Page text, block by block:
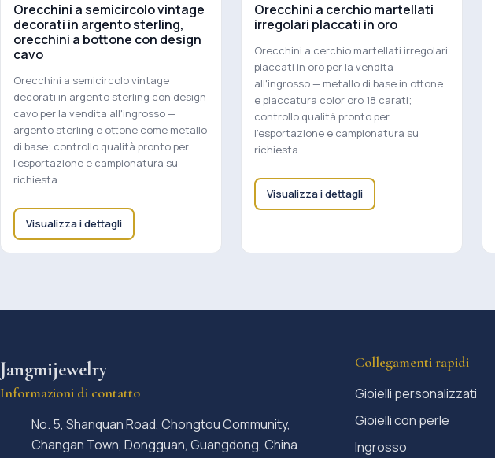
Orecchini a semicircolo vintage
decorati in argento sterling,
orecchini a bottone con design
cavo
Orecchini a semicircolo vintage
decorati in argento sterling con design
cavo per la vendita all'ingrosso —
argento sterling e ottone come metallo
di base; controllo qualità pronto per
l'esportazione e campionatura su
richiesta.
Visualizza i dettagli
Orecchini a cerchio martellati
irregolari placcati in oro
Orecchini a cerchio martellati irregolari
placcati in oro per la vendita
all'ingrosso — metallo di base in ottone
e placcatura color oro 18 carati;
controllo qualità pronto per
l'esportazione e campionatura su
richiesta.
Visualizza i dettagli
Jangmijewelry
Informazioni di contatto
No. 5, Shanquan Road, Chongtou Community,
Changan Town, Dongguan, Guangdong, China
Collegamenti rapidi
Gioielli personalizzati
Gioielli con perle
Ingrosso